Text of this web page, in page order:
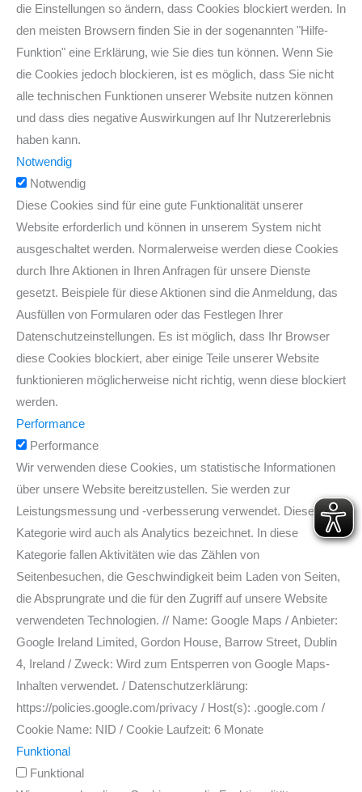
die Einstellungen so ändern, dass Cookies blockiert werden. In
den meisten Browsern finden Sie in der sogenannten "Hilfe-
Funktion" eine Erklärung, wie Sie dies tun können. Wenn Sie
die Cookies jedoch blockieren, ist es möglich, dass Sie nicht
alle technischen Funktionen unserer Website nutzen können
und dass dies negative Auswirkungen auf Ihr Nutzererlebnis
haben kann.
Notwendig
Notwendig
Diese Cookies sind für eine gute Funktionalität unserer
Website erforderlich und können in unserem System nicht
ausgeschaltet werden. Normalerweise werden diese Cookies
durch Ihre Aktionen in Ihren Anfragen für unsere Dienste
gesetzt. Beispiele für diese Aktionen sind die Anmeldung, das
Ausfüllen von Formularen oder das Festlegen Ihrer
Datenschutzeinstellungen. Es ist möglich, dass Ihr Browser
diese Cookies blockiert, aber einige Teile unserer Website
funktionieren möglicherweise nicht richtig, wenn diese blockiert
werden.
Performance
Performance
Wir verwenden diese Cookies, um statistische Informationen
über unsere Website bereitzustellen. Sie werden zur
Leistungsmessung und -verbesserung verwendet. Diese
Kategorie wird auch als Analytics bezeichnet. In diese
Kategorie fallen Aktivitäten wie das Zählen von
Seitenbesuchen, die Geschwindigkeit beim Laden von Seiten,
die Absprungrate und die für den Zugriff auf unsere Website
verwendeten Technologien. // Name: Google Maps / Anbieter:
Google Ireland Limited, Gordon House, Barrow Street, Dublin
4, Ireland / Zweck: Wird zum Entsperren von Google Maps-
Inhalten verwendet. / Datenschutzerklärung:
https://policies.google.com/privacy / Host(s): .google.com /
Cookie Name: NID / Cookie Laufzeit: 6 Monate
Funktional
Funktional